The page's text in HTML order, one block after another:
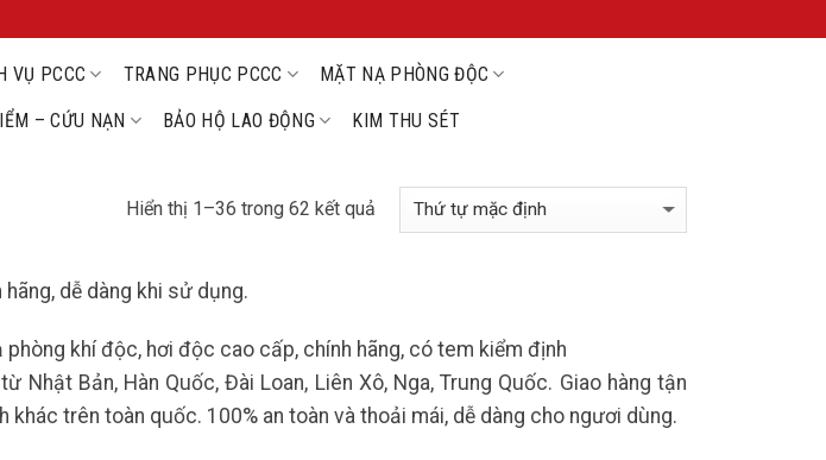
VỤ PCCC TRANG PHỤC PCCC MẶT NẠ PHÒNG ĐỘC
– CỨU NẠN BẢO HỘ LAO ĐỘNG KIM THU SÉT
Hiển thị 1–36 trong 62 kết quả
dễ dàng khi sử dụng.
khí độc, hơi độc cao cấp, chính hãng, có tem kiểm định
Nhật Bản, Hàn Quốc, Đài Loan, Liên Xô, Nga, Trung Quốc. Giao hàng tận
khác trên toàn quốc. 100% an toàn và thoải mái, dễ dàng cho ngươi dùng.